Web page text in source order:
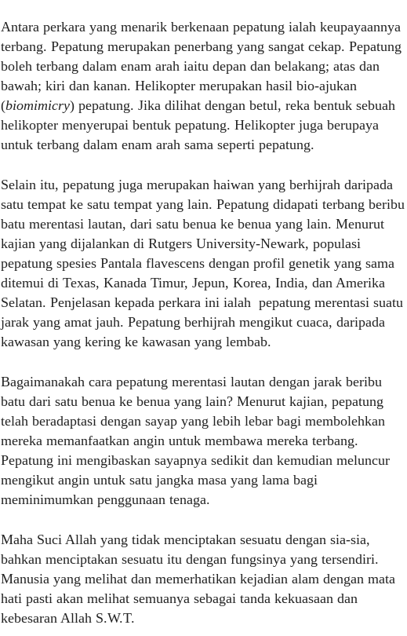
Antara perkara yang menarik berkenaan pepatung ialah keupayaannya
terbang. Pepatung merupakan penerbang yang sangat cekap. Pepatung
boleh terbang dalam enam arah iaitu depan dan belakang; atas dan
bawah; kiri dan kanan. Helikopter merupakan hasil bio-ajukan
(biomimicry) pepatung. Jika dilihat dengan betul, reka bentuk sebuah
helikopter menyerupai bentuk pepatung. Helikopter juga berupaya
untuk terbang dalam enam arah sama seperti pepatung.
Selain itu, pepatung juga merupakan haiwan yang berhijrah daripada
satu tempat ke satu tempat yang lain. Pepatung didapati terbang beribu
batu merentasi lautan, dari satu benua ke benua yang lain. Menurut
kajian yang dijalankan di Rutgers University-Newark, populasi
pepatung spesies Pantala flavescens dengan profil genetik yang sama
ditemui di Texas, Kanada Timur, Jepun, Korea, India, dan Amerika
Selatan. Penjelasan kepada perkara ini ialah pepatung merentasi suatu
jarak yang amat jauh. Pepatung berhijrah mengikut cuaca, daripada
kawasan yang kering ke kawasan yang lembab.
Bagaimanakah cara pepatung merentasi lautan dengan jarak beribu
batu dari satu benua ke benua yang lain? Menurut kajian, pepatung
telah beradaptasi dengan sayap yang lebih lebar bagi membolehkan
mereka memanfaatkan angin untuk membawa mereka terbang.
Pepatung ini mengibaskan sayapnya sedikit dan kemudian meluncur
mengikut angin untuk satu jangka masa yang lama bagi
meminimumkan penggunaan tenaga.
Maha Suci Allah yang tidak menciptakan sesuatu dengan sia-sia,
bahkan menciptakan sesuatu itu dengan fungsinya yang tersendiri.
Manusia yang melihat dan memerhatikan kejadian alam dengan mata
hati pasti akan melihat semuanya sebagai tanda kekuasaan dan
kebesaran Allah S.W.T.